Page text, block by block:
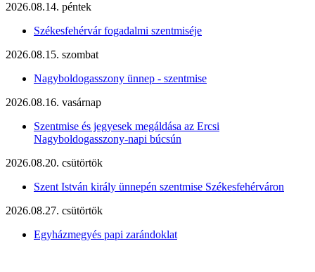
2026.08.14. péntek
Székesfehérvár fogadalmi szentmiséje
2026.08.15. szombat
Nagyboldogasszony ünnep - szentmise
2026.08.16. vasárnap
Szentmise és jegyesek megáldása az Ercsi
Nagyboldogasszony-napi búcsún
2026.08.20. csütörtök
Szent István király ünnepén szentmise Székesfehérváron
2026.08.27. csütörtök
Egyházmegyés papi zarándoklat